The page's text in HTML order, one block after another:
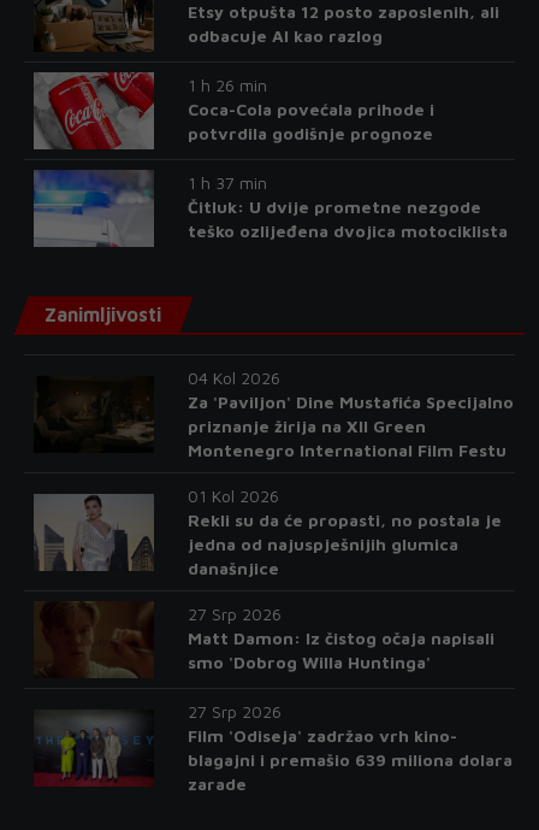
Etsy otpušta 12 posto zaposlenih, ali
odbacuje AI kao razlog
1 h 26 min
Coca-Cola povećala prihode i
potvrdila godišnje prognoze
1 h 37 min
Čitluk: U dvije prometne nezgode
teško ozlijeđena dvojica motociklista
Zanimljivosti
04 Kol 2026
Za 'Paviljon' Dine Mustafića Specijalno
priznanje žirija na XII Green
Montenegro International Film Festu
01 Kol 2026
Rekli su da će propasti, no postala je
jedna od najuspješnijih glumica
današnjice
27 Srp 2026
Matt Damon: Iz čistog očaja napisali
smo 'Dobrog Willa Huntinga'
27 Srp 2026
Film 'Odiseja' zadržao vrh kino-
blagajni i premašio 639 miliona dolara
zarade